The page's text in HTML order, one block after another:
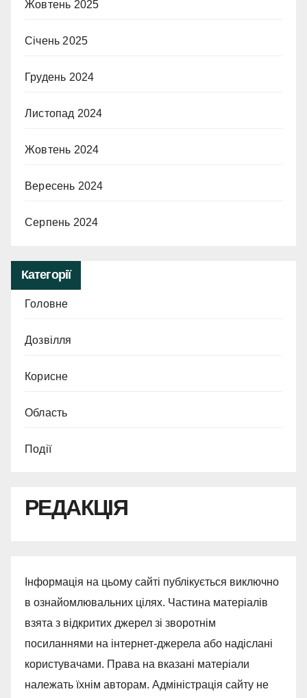
Жовтень 2025
Січень 2025
Грудень 2024
Листопад 2024
Жовтень 2024
Вересень 2024
Серпень 2024
Категорії
Головне
Дозвілля
Корисне
Область
Події
РЕДАКЦІЯ
Інформація на цьому сайті публікується виключно
в ознайомлювальних цілях. Частина матеріалів
взята з відкритих джерел зі зворотнім
посиланнями на інтернет-джерела або надіслані
користувачами. Права на вказані матеріали
належать їхнім авторам. Адміністрація сайту не